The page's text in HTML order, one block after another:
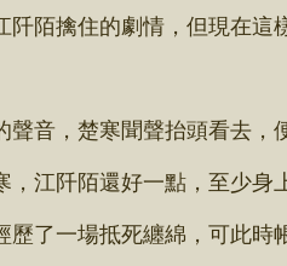
擒住的劇情，但現在這樣
，楚寒聞聲抬頭看去，
江阡陌還好一點，至少身上
一場抵死纏綿，可此時